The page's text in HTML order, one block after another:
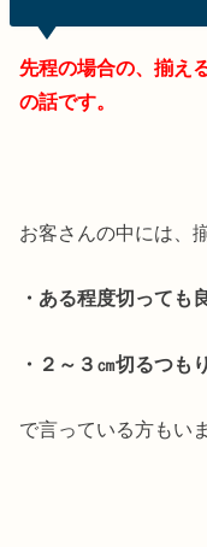
先程の場合の、揃え
の話です。
お客さんの中には、
・ある程度切っても
・２～３㎝切るつもり
で言っている方もい